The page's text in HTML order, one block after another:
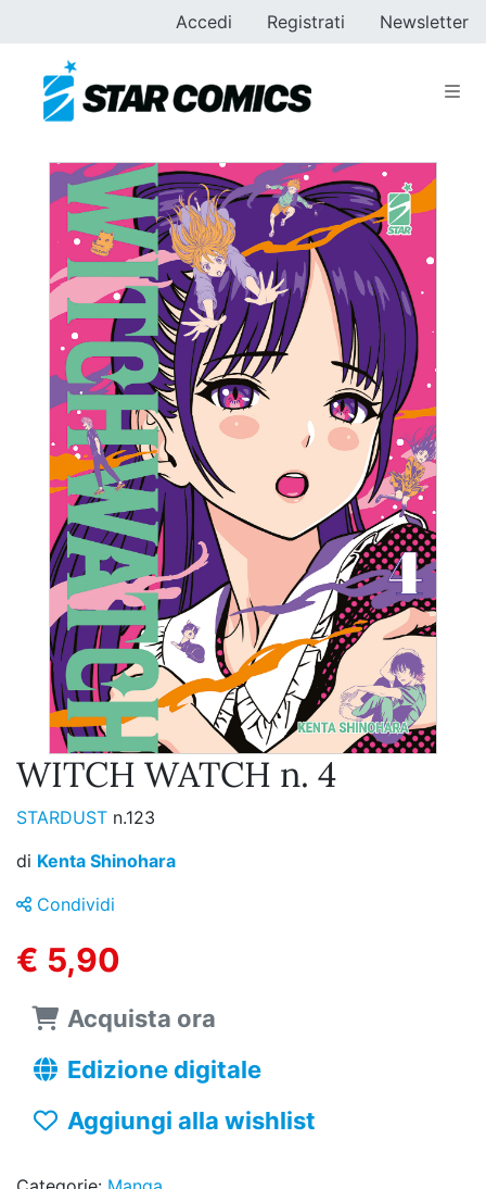
Accedi Registrati Newsletter
WITCH WATCH n. 4
STARDUST n.123
di Kenta Shinohara
Condividi
€ 5,90
Acquista ora
Edizione digitale
Aggiungi alla wishlist